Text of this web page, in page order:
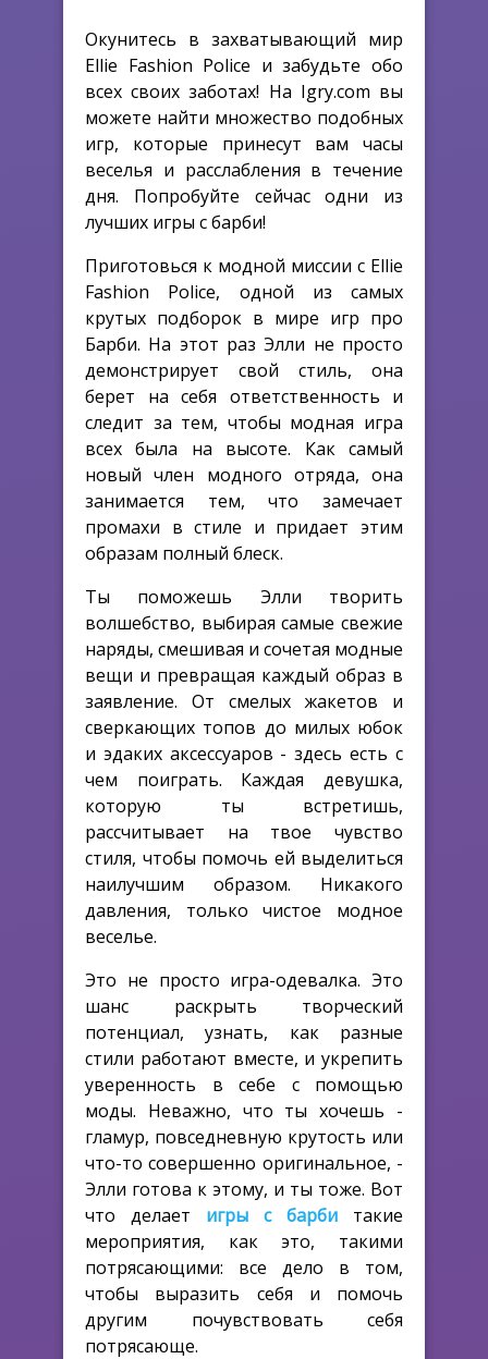
Окунитесь в захватывающий мир
Ellie Fashion Police и забудьте обо
всех своих заботах! На Igry.com вы
можете найти множество подобных
игр, которые принесут вам часы
веселья и расслабления в течение
дня. Попробуйте сейчас одни из
лучших игры с барби!
Приготовься к модной миссии с Ellie
Fashion Police, одной из самых
крутых подборок в мире игр про
Барби. На этот раз Элли не просто
демонстрирует свой стиль, она
берет на себя ответственность и
следит за тем, чтобы модная игра
всех была на высоте. Как самый
новый член модного отряда, она
занимается тем, что замечает
промахи в стиле и придает этим
образам полный блеск.
Ты поможешь Элли творить
волшебство, выбирая самые свежие
наряды, смешивая и сочетая модные
вещи и превращая каждый образ в
заявление. От смелых жакетов и
сверкающих топов до милых юбок
и эдаких аксессуаров - здесь есть с
чем поиграть. Каждая девушка,
которую ты встретишь,
рассчитывает на твое чувство
стиля, чтобы помочь ей выделиться
наилучшим образом. Никакого
давления, только чистое модное
веселье.
Это не просто игра-одевалка. Это
шанс раскрыть творческий
потенциал, узнать, как разные
стили работают вместе, и укрепить
уверенность в себе с помощью
моды. Неважно, что ты хочешь -
гламур, повседневную крутость или
что-то совершенно оригинальное, -
Элли готова к этому, и ты тоже. Вот
что делает игры с барби такие
мероприятия, как это, такими
потрясающими: все дело в том,
чтобы выразить себя и помочь
другим почувствовать себя
потрясающе.